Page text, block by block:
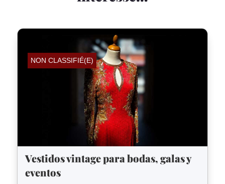
NON CLASSIFIÉ(E)
Vestidos vintage para bodas, galas y
eventos